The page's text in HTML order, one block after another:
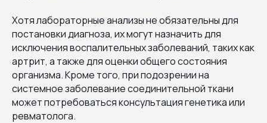
Хотя лабораторные анализы не обязательны для
постановки диагноза, их могут назначить для
исключения воспалительных заболеваний, таких как
артрит, а также для оценки общего состояния
организма. Кроме того, при подозрении на
системное заболевание соединительной ткани
может потребоваться консультация генетика или
ревматолога.